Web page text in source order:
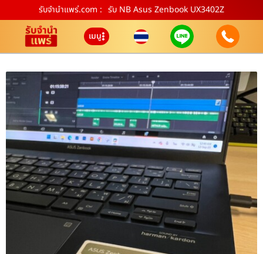
รับจํานําแพร่.com : รับ NB Asus Zenbook UX3402Z
เมนู